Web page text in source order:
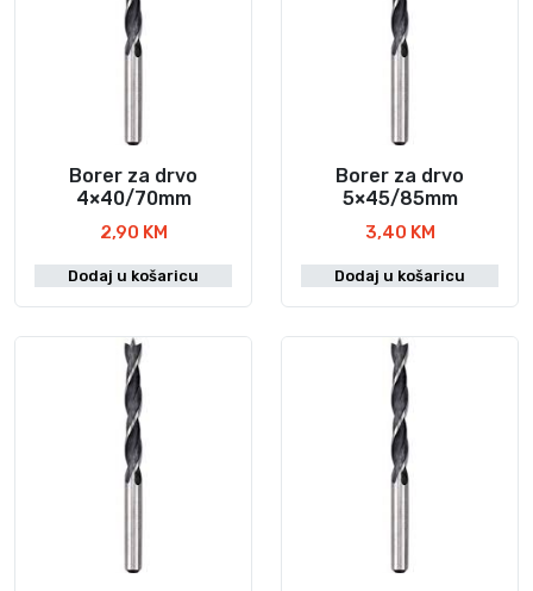
Borer za drvo
4×40/70mm
2,90 KM
Dodaj u košaricu
Borer za drvo
5×45/85mm
3,40 KM
Dodaj u košaricu